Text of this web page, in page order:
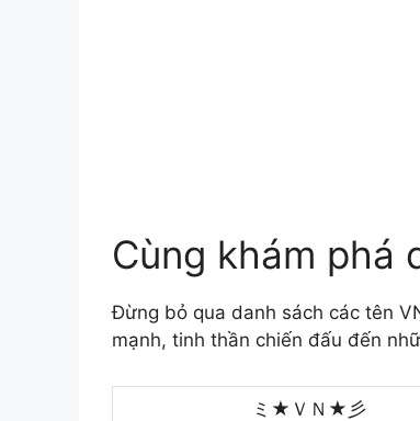
Cùng khám phá
Đừng bỏ qua danh sách các tên
mạnh, tinh thần chiến đấu đến
ミ★ＶＮ★彡